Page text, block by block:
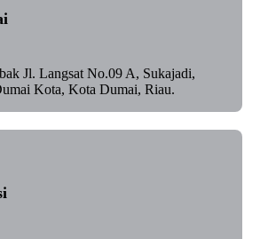
Jl. Langsat No.09 A, Sukajadi,
Kota, Kota Dumai, Riau.